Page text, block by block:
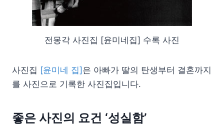
전몽각 사진집 [윤미네집] 수록 사진
사진집 [윤미네 집]은 아빠가 딸의 탄생부터 결혼까지
를 사진으로 기록한 사진집입니다.
좋은 사진의 요건 ‘성실함’